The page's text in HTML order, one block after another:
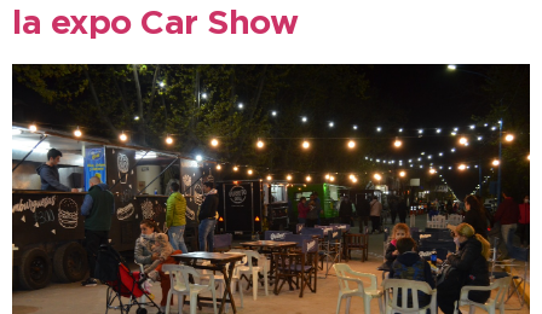
la expo Car Show